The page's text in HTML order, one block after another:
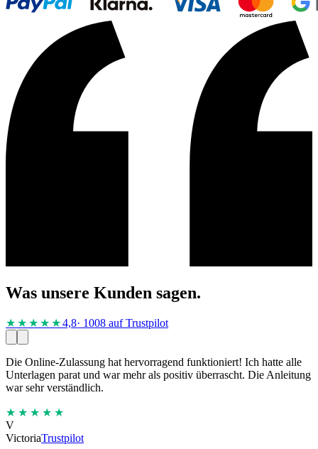
Was unsere Kunden sagen.
★★★★ ★4,8· 1008 auf Trustpilot
Die Online-Zulassung hat hervorragend funktioniert! Ich hatte alle
Unterlagen parat und war mehr als positiv überrascht. Die Anleitung
war sehr verständlich.
★★★★★
V
VictoriaTrustpilot